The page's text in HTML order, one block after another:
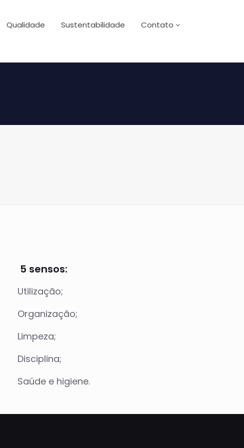
Qualidade Sustentabilidade Contato
5 sensos:
Utilização;
Organização;
Limpeza;
Disciplina;
Saúde e higiene.